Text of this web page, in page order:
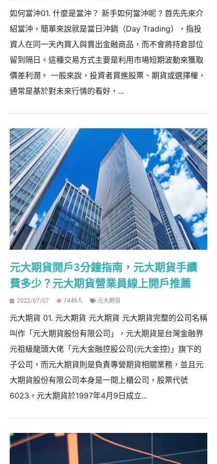
如何當沖01. 什麼是當沖？ 新手如何當沖呢 ? 首先先來介
紹當沖，簡單來說就是當日沖銷（Day Trading），指投
資人在同一天內買入與賣出金融商品，而不會將持倉部位
留到隔日。這種交易方式主要是利用市場短期波動來獲取
價差利潤。 一般來說，投資者買進股票、期貨或選擇權，
通常是基於對未來行情的看好，...
元大期貨開戶3分鐘指南，元大期貨手續
費多少？元大期貨營業員線上開戶推薦
2022/07/07 7449人 元大期貨
元大期貨 01. 元大期貨 元大期貨 元大期貨完整的公司名稱
叫作「元大期貨股份有限公司」，元大期貨是台灣金融界
元祖級龍頭大佬「元大金融控股公司(元大金控)」旗下的
子公司，而元大期貨則是負責專營期貨相關業務，並且元
大期貨股份有限公司本身是一間上櫃公司，股票代號
6023，元大期貨於1997年4月9日成立...